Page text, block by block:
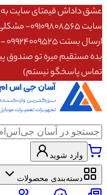
عشق داداش قیمتای سایت به
تماس پاسخگو نیستم)
وارد شوید
دسته‌بندی محصولات